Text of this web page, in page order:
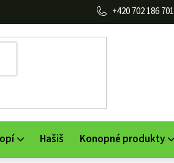
702 186 701
Hašiš Konopné produkty